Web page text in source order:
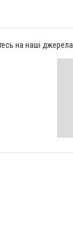
на наші джерела